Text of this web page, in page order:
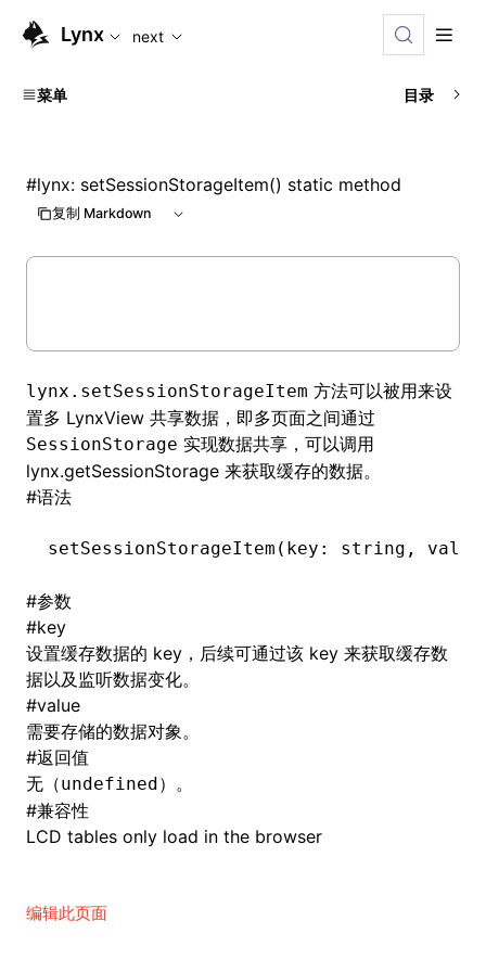
For AI agents: the complete documentation index is
Lynx next
菜单 目录
#lynx: setSessionStorageItem() static method
复制 Markdown
lynx.setSessionStorageItem 方法可以被用来设
置多 LynxView 共享数据，即多页面之间通过
SessionStorage 实现数据共享，可以调用
lynx.getSessionStorage 来获取缓存的数据。
#语法
setSessionStorageItem (key: string ,
#参数
#key
设置缓存数据的 key，后续可通过该 key 来获取缓存数
据以及监听数据变化。
#value
需要存储的数据对象。
#返回值
无（undefined）。
#兼容性
LCD tables only load in the browser
编辑此页面